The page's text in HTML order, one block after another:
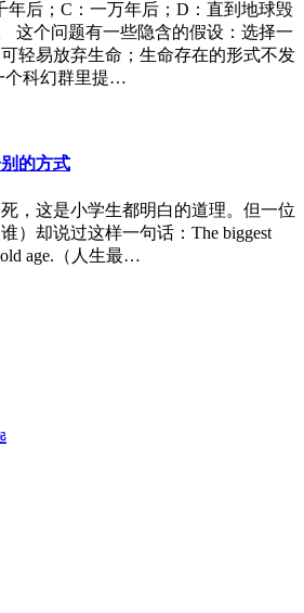
年后；C：一万年后；D：直到地球毁
这个问题有一些隐含的假设：选择一
轻易放弃生命；生命存在的形式不发
个科幻群里提…
的方式
，这是小学生都明白的道理。但一位
）却说过这样一句话：The biggest
old age.（人生最…